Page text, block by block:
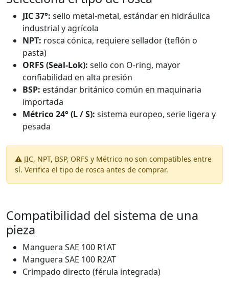
JIC 37°: sello metal-metal, estándar en hidráulica
industrial y agrícola
NPT: rosca cónica, requiere sellador (teflón o
pasta)
ORFS (Seal-Lok): sello con O-ring, mayor
confiabilidad en alta presión
BSP: estándar británico común en maquinaria
importada
Métrico 24° (L / S): sistema europeo, serie ligera y
pesada
⚠️ JIC, NPT, BSP, ORFS y Métrico no son compatibles entre
sí. Verifica el tipo de rosca antes de comprar.
Compatibilidad del sistema de una
pieza
Manguera SAE 100 R1AT
Manguera SAE 100 R2AT
Crimpado directo (férula integrada)